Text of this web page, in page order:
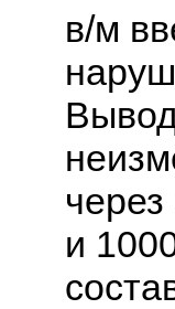
в/м
и